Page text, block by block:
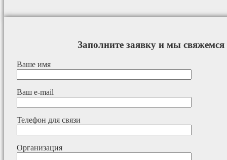
Заполните заявку и мы
Ваше имя
Ваш e-mail
Телефон для связи
Организация